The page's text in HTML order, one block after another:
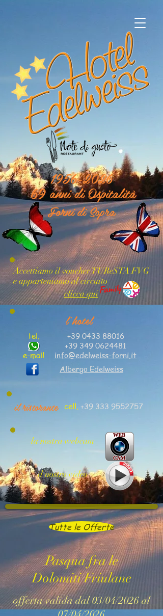
1956-2026
69 anni di Ospitalità
Forni di Sopra
Accettiamo il voucher TUReSTA FVG
e apparteniamo al circuito
clicca qui
l'hotel
tel.
e-mail
+39 0433 88016
+39 349 0624481
info@edelweiss-forni.it
Albergo Edelweiss
il ristorante cell. +39 333 9552757
la nostra webcam
il nostro video
Tutte le Offerte
Pasqua fra le
Dolomiti Friulane
offerta valida dal 03/04/2026 al